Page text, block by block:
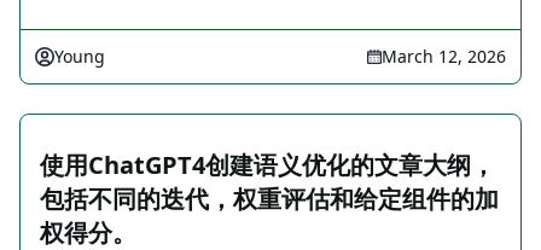
Young March 12, 2026
使用ChatGPT4创建语义优化的文章大纲，
包括不同的迭代，权重评估和给定组件的加
权得分。